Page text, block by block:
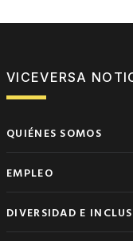
VICEVERSA
QUIÉNES SOMOS
EMPLEO
DIVERSIDAD E